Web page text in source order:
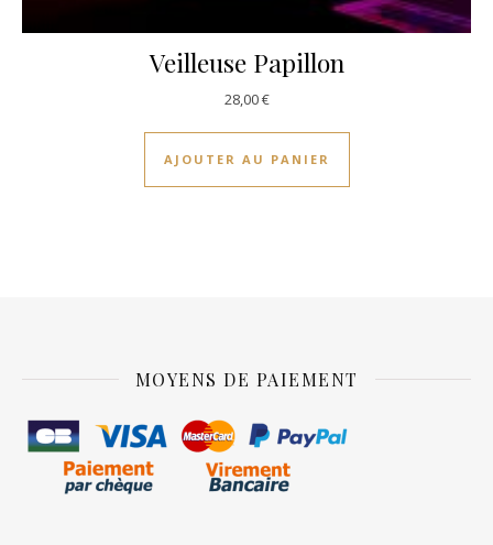
Veilleuse Papillon
28,00€
AJOUTER AU PANIER
MOYENS DE PAIEMENT